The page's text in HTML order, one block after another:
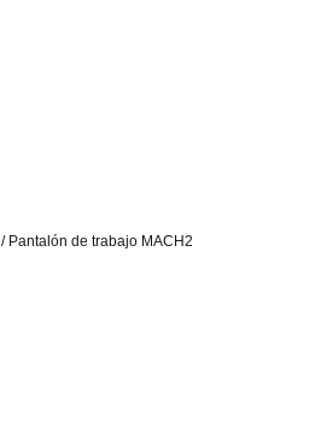
/ Pantalón de trabajo MACH2